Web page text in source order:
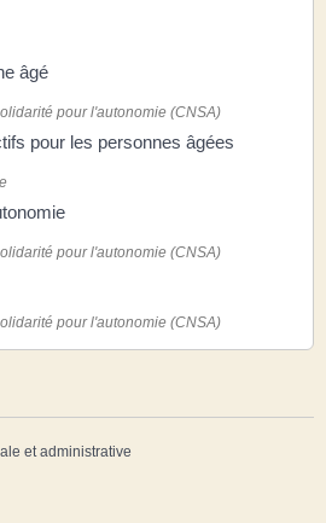
âgé
pour l'autonomie (CNSA)
pour les personnes âgées
pour l'autonomie (CNSA)
pour l'autonomie (CNSA)
et administrative